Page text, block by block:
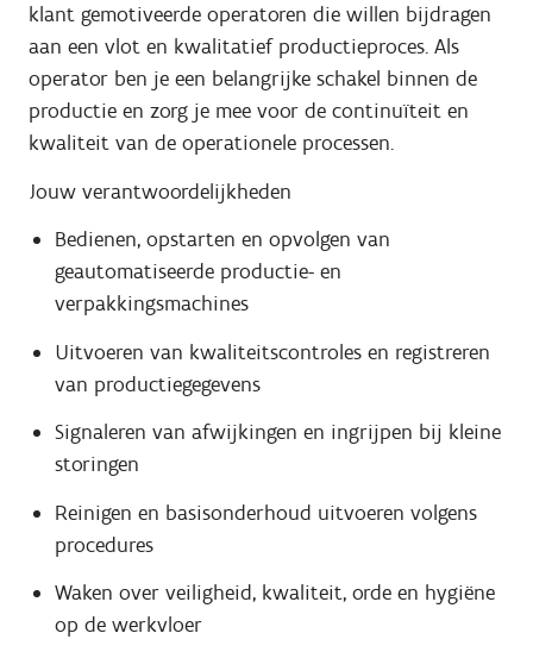
klant gemotiveerde operatoren die willen bijdragen
aan een vlot en kwalitatief productieproces. Als
operator ben je een belangrijke schakel binnen de
productie en zorg je mee voor de continuïteit en
kwaliteit van de operationele processen.
Jouw verantwoordelijkheden
Bedienen, opstarten en opvolgen van
geautomatiseerde productie- en
verpakkingsmachines
Uitvoeren van kwaliteitscontroles en registreren
van productiegegevens
Signaleren van afwijkingen en ingrijpen bij kleine
storingen
Reinigen en basisonderhoud uitvoeren volgens
procedures
Waken over veiligheid, kwaliteit, orde en hygiëne
op de werkvloer